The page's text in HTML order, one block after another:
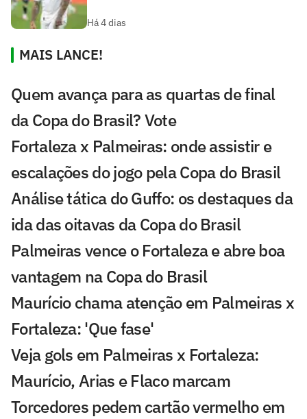
Há 4 dias
MAIS LANCE!
Quem avança para as quartas de final
da Copa do Brasil? Vote
Fortaleza x Palmeiras: onde assistir e
escalações do jogo pela Copa do Brasil
Análise tática do Guffo: os destaques da
ida das oitavas da Copa do Brasil
Palmeiras vence o Fortaleza e abre boa
vantagem na Copa do Brasil
Maurício chama atenção em Palmeiras x
Fortaleza: 'Que fase'
Veja gols em Palmeiras x Fortaleza:
Maurício, Arias e Flaco marcam
Torcedores pedem cartão vermelho em